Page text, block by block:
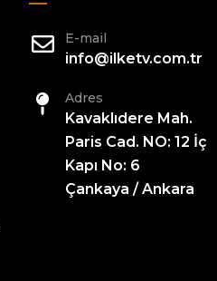
E-mail
info@ilketv.com.tr
Adres
Kavaklıdere Mah.
Paris Cad. NO: 12 İç
Kapı No: 6
Çankaya / Ankara